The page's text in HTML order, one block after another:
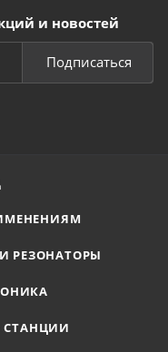
и новостей
Подписаться
РЕЗОНАТОРЫ
СТАНЦИИ